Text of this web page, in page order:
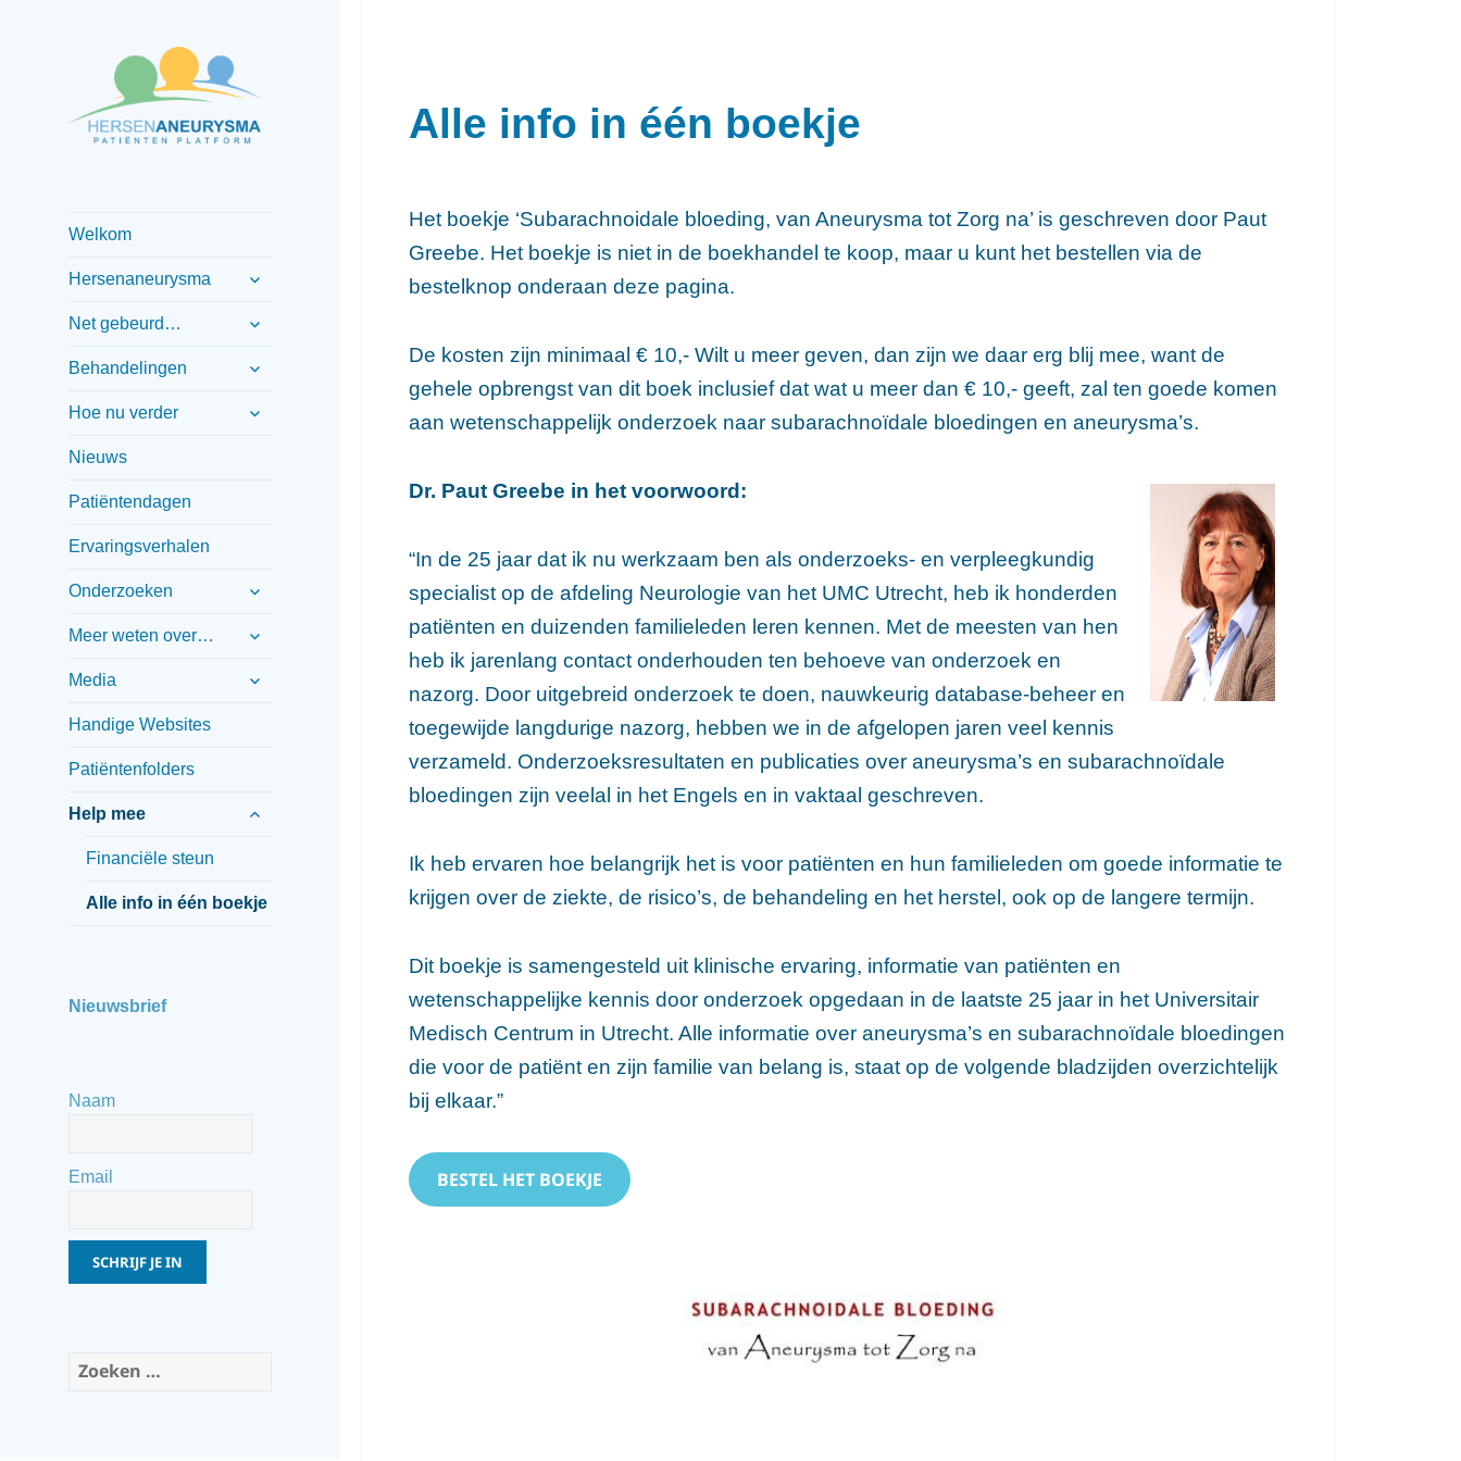
patiënten
platform
Welkom
Hersenaneurysma
submenu
uitvouwen
Net gebeurd…
submenu
uitvouwen
Behandelingen
submenu
uitvouwen
Hoe nu verder
submenu
uitvouwen
Nieuws
Patiëntendagen
Ervaringsverhalen
Onderzoeken
submenu
uitvouwen
Meer weten over…
submenu
uitvouwen
Media
submenu
uitvouwen
Handige Websites
Patiëntenfolders
Help mee
submenu
uitvouwen
Financiële steun
Alle info in één boekje
Nieuwsbrief
Naam
Email
SCHRIJF JE IN
Zoeken
naar:
Alle info in één boekje
Het boekje ‘Subarachnoidale bloeding, van Aneurysma tot Zorg na’ is geschreven door Paut
Greebe. Het boekje is niet in de boekhandel te koop, maar u kunt het bestellen via de
bestelknop onderaan deze pagina.
De kosten zijn minimaal € 10,- Wilt u meer geven, dan zijn we daar erg blij mee, want de
gehele opbrengst van dit boek inclusief dat wat u meer dan € 10,- geeft, zal ten goede komen
aan wetenschappelijk onderzoek naar subarachnoïdale bloedingen en aneurysma’s.
Dr. Paut Greebe in het voorwoord:
“In de 25 jaar dat ik nu werkzaam ben als onderzoeks- en verpleegkundig
specialist op de afdeling Neurologie van het UMC Utrecht, heb ik honderden
patiënten en duizenden familieleden leren kennen. Met de meesten van hen
heb ik jarenlang contact onderhouden ten behoeve van onderzoek en
nazorg. Door uitgebreid onderzoek te doen, nauwkeurig database-beheer en
toegewijde langdurige nazorg, hebben we in de afgelopen jaren veel kennis
verzameld. Onderzoeksresultaten en publicaties over aneurysma’s en subarachnoïdale
bloedingen zijn veelal in het Engels en in vaktaal geschreven.
Ik heb ervaren hoe belangrijk het is voor patiënten en hun familieleden om goede informatie te
krijgen over de ziekte, de risico’s, de behandeling en het herstel, ook op de langere termijn.
Dit boekje is samengesteld uit klinische ervaring, informatie van patiënten en
wetenschappelijke kennis door onderzoek opgedaan in de laatste 25 jaar in het Universitair
Medisch Centrum in Utrecht. Alle informatie over aneurysma’s en subarachnoïdale bloedingen
die voor de patiënt en zijn familie van belang is, staat op de volgende bladzijden overzichtelijk
bij elkaar.”
BESTEL HET BOEKJE